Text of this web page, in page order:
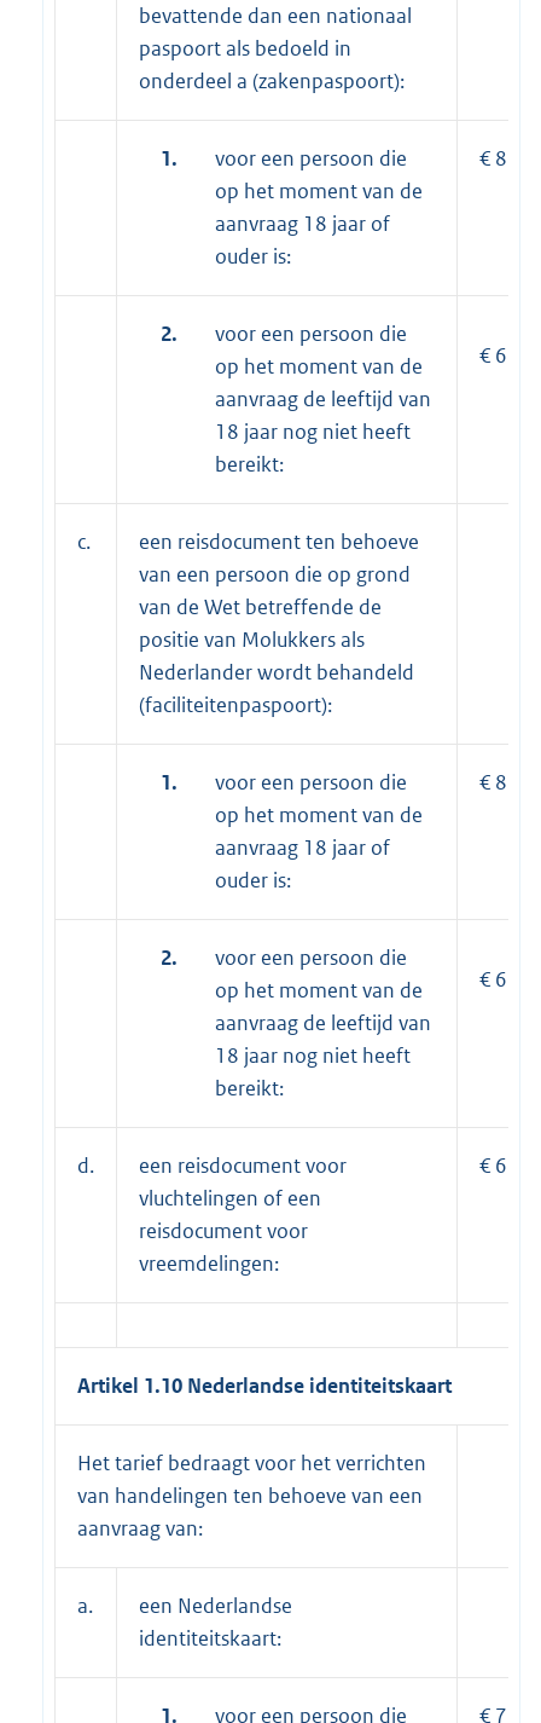
bevattende dan een nationaal
paspoort als bedoeld in
onderdeel a (zakenpaspoort):
1.
voor een persoon die
op het moment van de
aanvraag 18 jaar of
ouder is:
€
2.
voor een persoon die
op het moment van de
aanvraag de leeftijd van
18 jaar nog niet heeft
bereikt:
€
c.
een reisdocument ten behoeve
van een persoon die op grond
van de Wet betreffende de
positie van Molukkers als
Nederlander wordt behandeld
(faciliteitenpaspoort):
1.
voor een persoon die
op het moment van de
aanvraag 18 jaar of
ouder is:
€
2.
voor een persoon die
op het moment van de
aanvraag de leeftijd van
18 jaar nog niet heeft
bereikt:
€
d.
een reisdocument voor
vluchtelingen of een
reisdocument voor
vreemdelingen:
€
Artikel 1.10 Nederlandse identiteitskaart
Het tarief bedraagt voor het verrichten
van handelingen ten behoeve van een
aanvraag van:
a.
een Nederlandse
identiteitskaart:
1. voor een persoon die €